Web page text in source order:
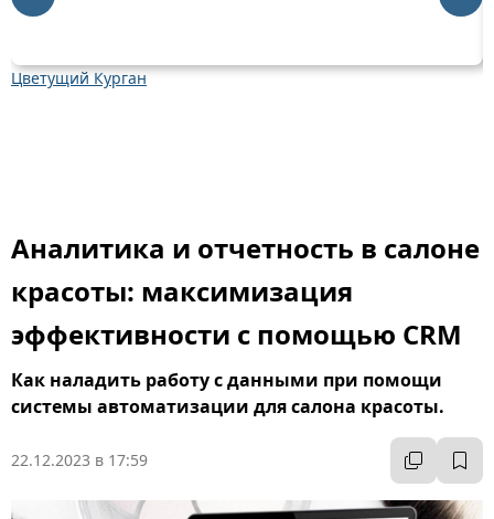
Цветущий Курган
Аналитика и отчетность в салоне
красоты: максимизация
эффективности с помощью CRM
Как наладить работу с данными при помощи
системы автоматизации для салона красоты.
22.12.2023 в 17:59